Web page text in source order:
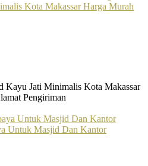
Kota Makassar Harga Murah
Kayu Jati Minimalis Kota Makassar
Pengiriman
Untuk Masjid Dan Kantor